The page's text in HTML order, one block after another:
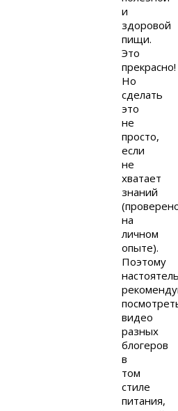
и
здоровой
пищи.
Это
прекрасно!
Но
сделать
это
не
просто,
если
не
хватает
знаний
на
личном
опыте).
Поэтому
видео
разных
блогеров
в
том
стиле
питания,